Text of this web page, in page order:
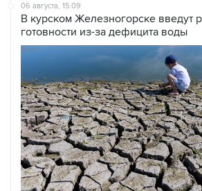
06 августа, 15:09
В курском Железногорске
готовности из-за дефицита воды